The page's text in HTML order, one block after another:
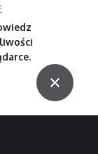
Ministerstwa